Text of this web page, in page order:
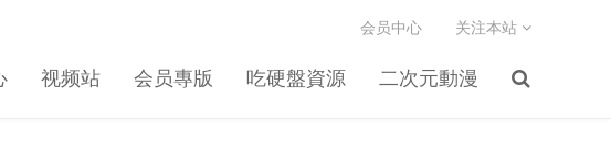
视频站 会员專版 吃硬盤資源 二次元動漫
会员中心 关注本站